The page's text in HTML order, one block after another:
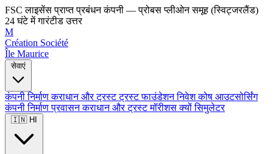
FSC लाइसेंस प्राप्त प्रबंधन कंपनी — प्रोबस प्लीओन समूह (स्विट्जरलैंड)
24 घंटे में गारंटीड उत्तर
M
Création Société
Île Maurice
कंपनी निर्माणकराधान और ट्रस्टट्रस्टफाउंडेशननिवेश कोष आउटसोर्सिंग
कंपनी निर्माणप्रवासनकराधान और ट्रस्टमॉरीशस क्योंसिमुलेटर